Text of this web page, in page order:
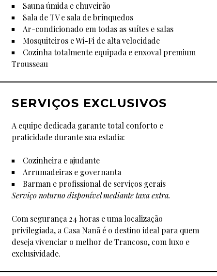
Sauna úmida e chuveirão
Sala de TV e sala de brinquedos
Ar-condicionado em todas as suítes e salas
Mosquiteiros e Wi-Fi de alta velocidade
Cozinha totalmente equipada e enxoval premium
Trousseau
SERVIÇOS EXCLUSIVOS
A equipe dedicada garante total conforto e
praticidade durante sua estadia:
Cozinheira e ajudante
Arrumadeiras e governanta
Barman e profissional de serviços gerais
Serviço noturno disponível mediante taxa extra.
Com segurança 24 horas e uma localização
privilegiada, a Casa Nanã é o destino ideal para quem
deseja vivenciar o melhor de Trancoso, com luxo e
exclusividade.